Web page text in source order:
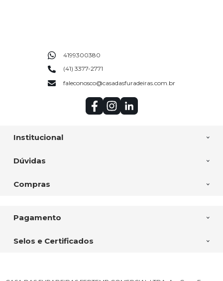
Institucional
Dúvidas
Compras
4199300380
(41) 3377-2771
faleconosco@casadasfuradeiras.com.br
Pagamento
Selos e Certificados